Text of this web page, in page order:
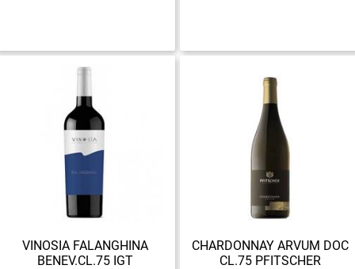
VINOSIA FALANGHINA
BENEV.CL.75 IGT
CHARDONNAY ARVUM DOC
CL.75 PFITSCHER